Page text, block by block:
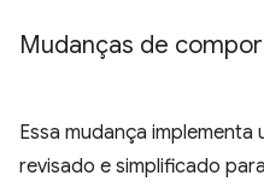
Mudanças de
Essa mudança
revisado e simplificado